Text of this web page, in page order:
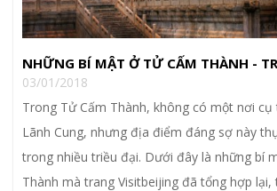
NHỮNG BÍ MẬT Ở TỬ CẤM THÀNH -
03/01/2018
Trong Tử Cấm Thành, không có một nơi cụ
Lãnh Cung, nhưng địa điểm đáng sợ này
trong nhiều triều đại. Dưới đây là những bí
Thành mà trang Visitbeijing đã tổng hợp